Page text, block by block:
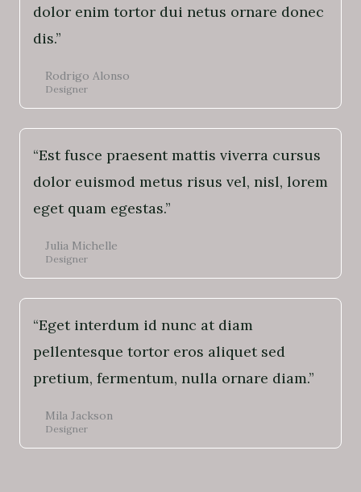
dolor enim tortor dui netus ornare donec
dis.”
Rodrigo Alonso
Designer
“Est fusce praesent mattis viverra cursus
dolor euismod metus risus vel, nisl, lorem
eget quam egestas.”
Julia Michelle
Designer
“Eget interdum id nunc at diam
pellentesque tortor eros aliquet sed
pretium, fermentum, nulla ornare diam.”
Mila Jackson
Designer